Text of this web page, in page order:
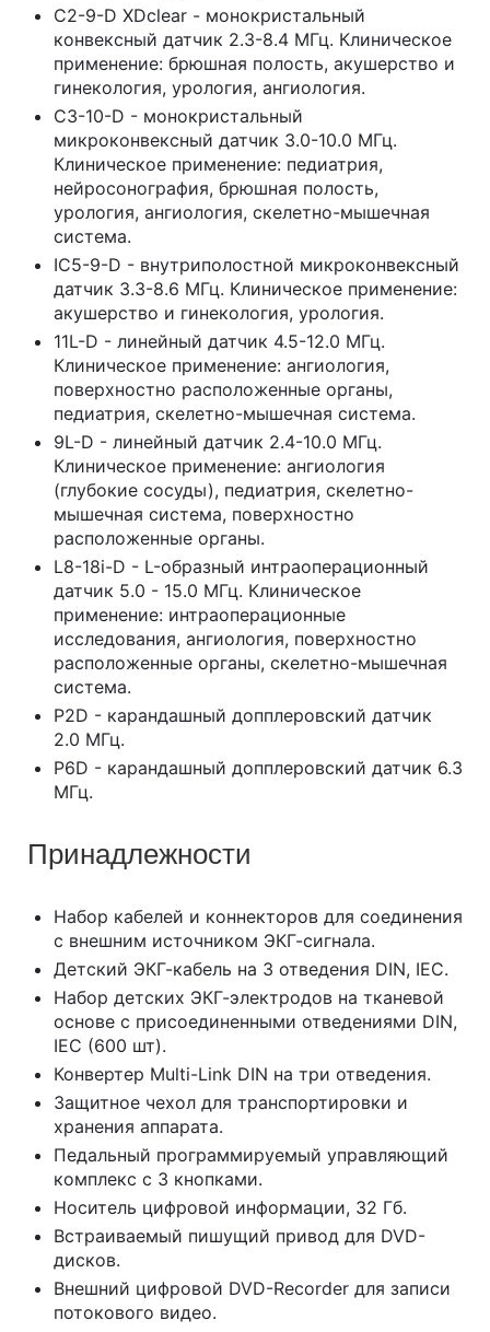
C2-9-D XDclear - монокристальный
конвексный датчик 2.3-8.4 МГц. Клиническое
применение: брюшная полость, акушерство и
гинекология, урология, ангиология.
C3-10-D - монокристальный
микроконвексный датчик 3.0-10.0 МГц.
Клиническое применение: педиатрия,
нейросонография, брюшная полость,
урология, ангиология, скелетно-мышечная
система.
IC5-9-D - внутриполостной микроконвексный
датчик 3.3-8.6 МГц. Клиническое применение:
акушерство и гинекология, урология.
11L-D - линейный датчик 4.5-12.0 МГц.
Клиническое применение: ангиология,
поверхностно расположенные органы,
педиатрия, скелетно-мышечная система.
9L-D - линейный датчик 2.4-10.0 МГц.
Клиническое применение: ангиология
(глубокие сосуды), педиатрия, скелетно-
мышечная система, поверхностно
расположенные органы.
L8-18i-D - L-образный интраоперационный
датчик 5.0 - 15.0 МГц. Клиническое
применение: интраоперационные
исследования, ангиология, поверхностно
расположенные органы, скелетно-мышечная
система.
P2D - карандашный допплеровский датчик
2.0 МГц.
P6D - карандашный допплеровский датчик 6.3
МГц.
Принадлежности
Набор кабелей и коннекторов для соединения
с внешним источником ЭКГ-сигнала.
Детский ЭКГ-кабель на 3 отведения DIN, IEC.
Набор детских ЭКГ-электродов на тканевой
основе с присоединенными отведениями DIN,
IEC (600 шт).
Конвертер Multi-Link DIN на три отведения.
Защитное чехол для транспортировки и
хранения аппарата.
Педальный программируемый управляющий
комплекс с 3 кнопками.
Носитель цифровой информации, 32 Гб.
Встраиваемый пишущий привод для DVD-
дисков.
Внешний цифровой DVD-Recorder для записи
потокового видео.